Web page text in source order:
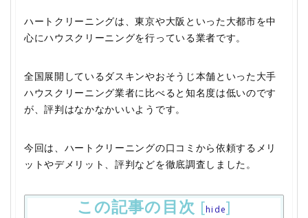
ハートクリーニングは、東京や大阪といった大都市を中
心にハウスクリーニングを行っている業者です。
全国展開しているダスキンやおそうじ本舗といった大手
ハウスクリーニング業者に比べると知名度は低いのです
が、評判はなかなかいいようです。
今回は、ハートクリーニングの口コミから依頼するメリ
ットやデメリット、評判などを徹底調査しました。
この記事の目次 [hide]